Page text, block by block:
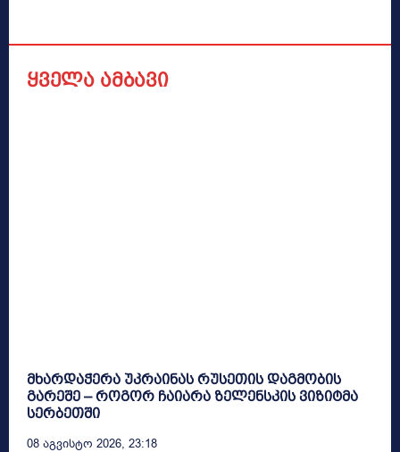
ყველა ამბავი
მხარდაჭერა უკრაინას რუსეთის დაგმობის
გარეშე – როგორ ჩაიარა ზელენსკის ვიზიტმა
სერბეთში
08 Აგვისტო 2026, 23:18